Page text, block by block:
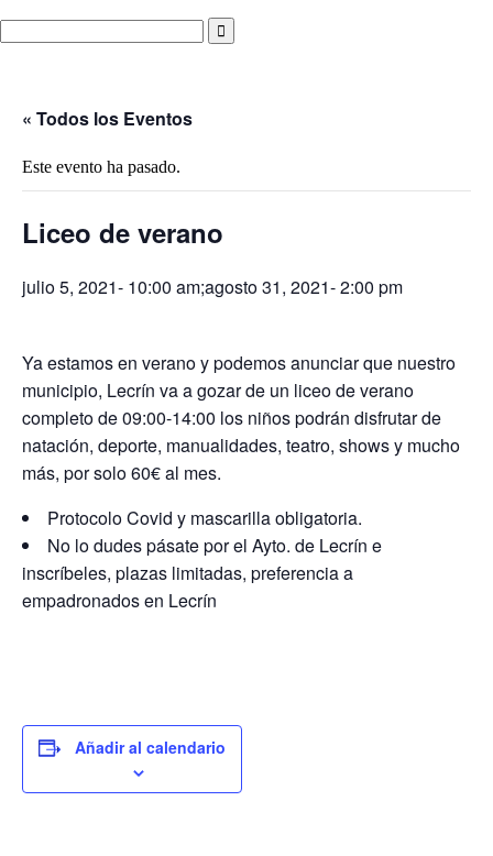
« Todos los Eventos
Este evento ha pasado.
Liceo de verano
julio 5, 2021- 10:00 am;agosto 31, 2021- 2:00 pm
Ya estamos en verano y podemos anunciar que nuestro
municipio, Lecrín va a gozar de un liceo de verano
completo de 09:00-14:00 los niños podrán disfrutar de
natación, deporte, manualidades, teatro, shows y mucho
más, por solo 60€ al mes.
Protocolo Covid y mascarilla obligatoria.
No lo dudes pásate por el Ayto. de Lecrín e
inscríbeles, plazas limitadas, preferencia a
empadronados en Lecrín
Añadir al calendario